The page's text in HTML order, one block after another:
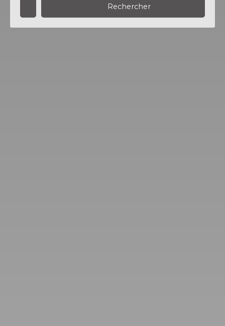
Rechercher